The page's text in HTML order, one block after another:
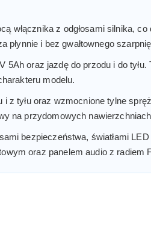
włącznika z odgłosami silnika,
płynnie i bez gwałtownego
5Ah oraz jazdę do przodu i do
modelu.
z tyłu oraz wzmocnione tylne
na przydomowych
bezpieczeństwa, światłami
oraz panelem audio z radiem